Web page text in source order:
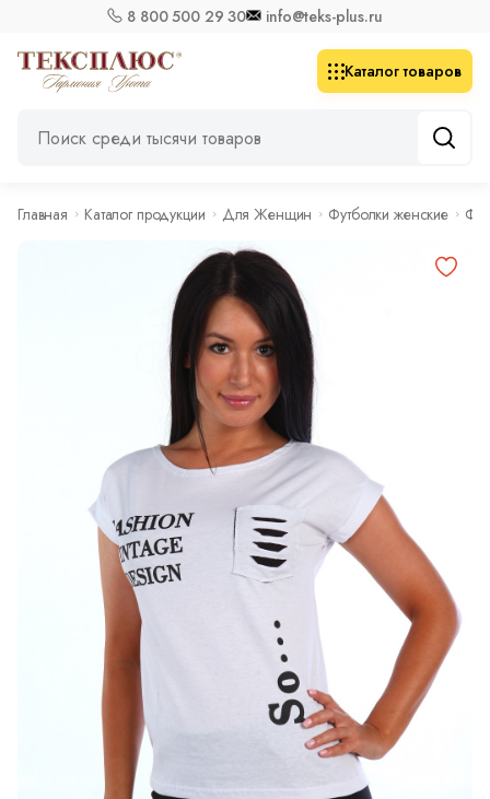
8 800 500 29 30 info@teks-plus.ru
Каталог товаров
Главная Каталог продукции Для Женщин Футболки женские